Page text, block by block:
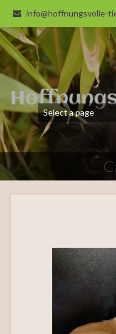
info@hoffnungsvolle-